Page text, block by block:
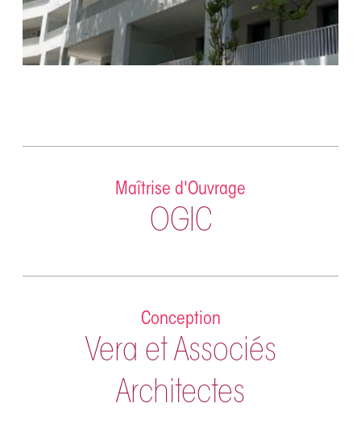
Maîtrise d'Ouvrage
OGIC
Conception
Vera et Associés
Architectes